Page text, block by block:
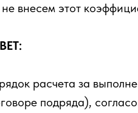
внесем этот
расчета за
подряда),